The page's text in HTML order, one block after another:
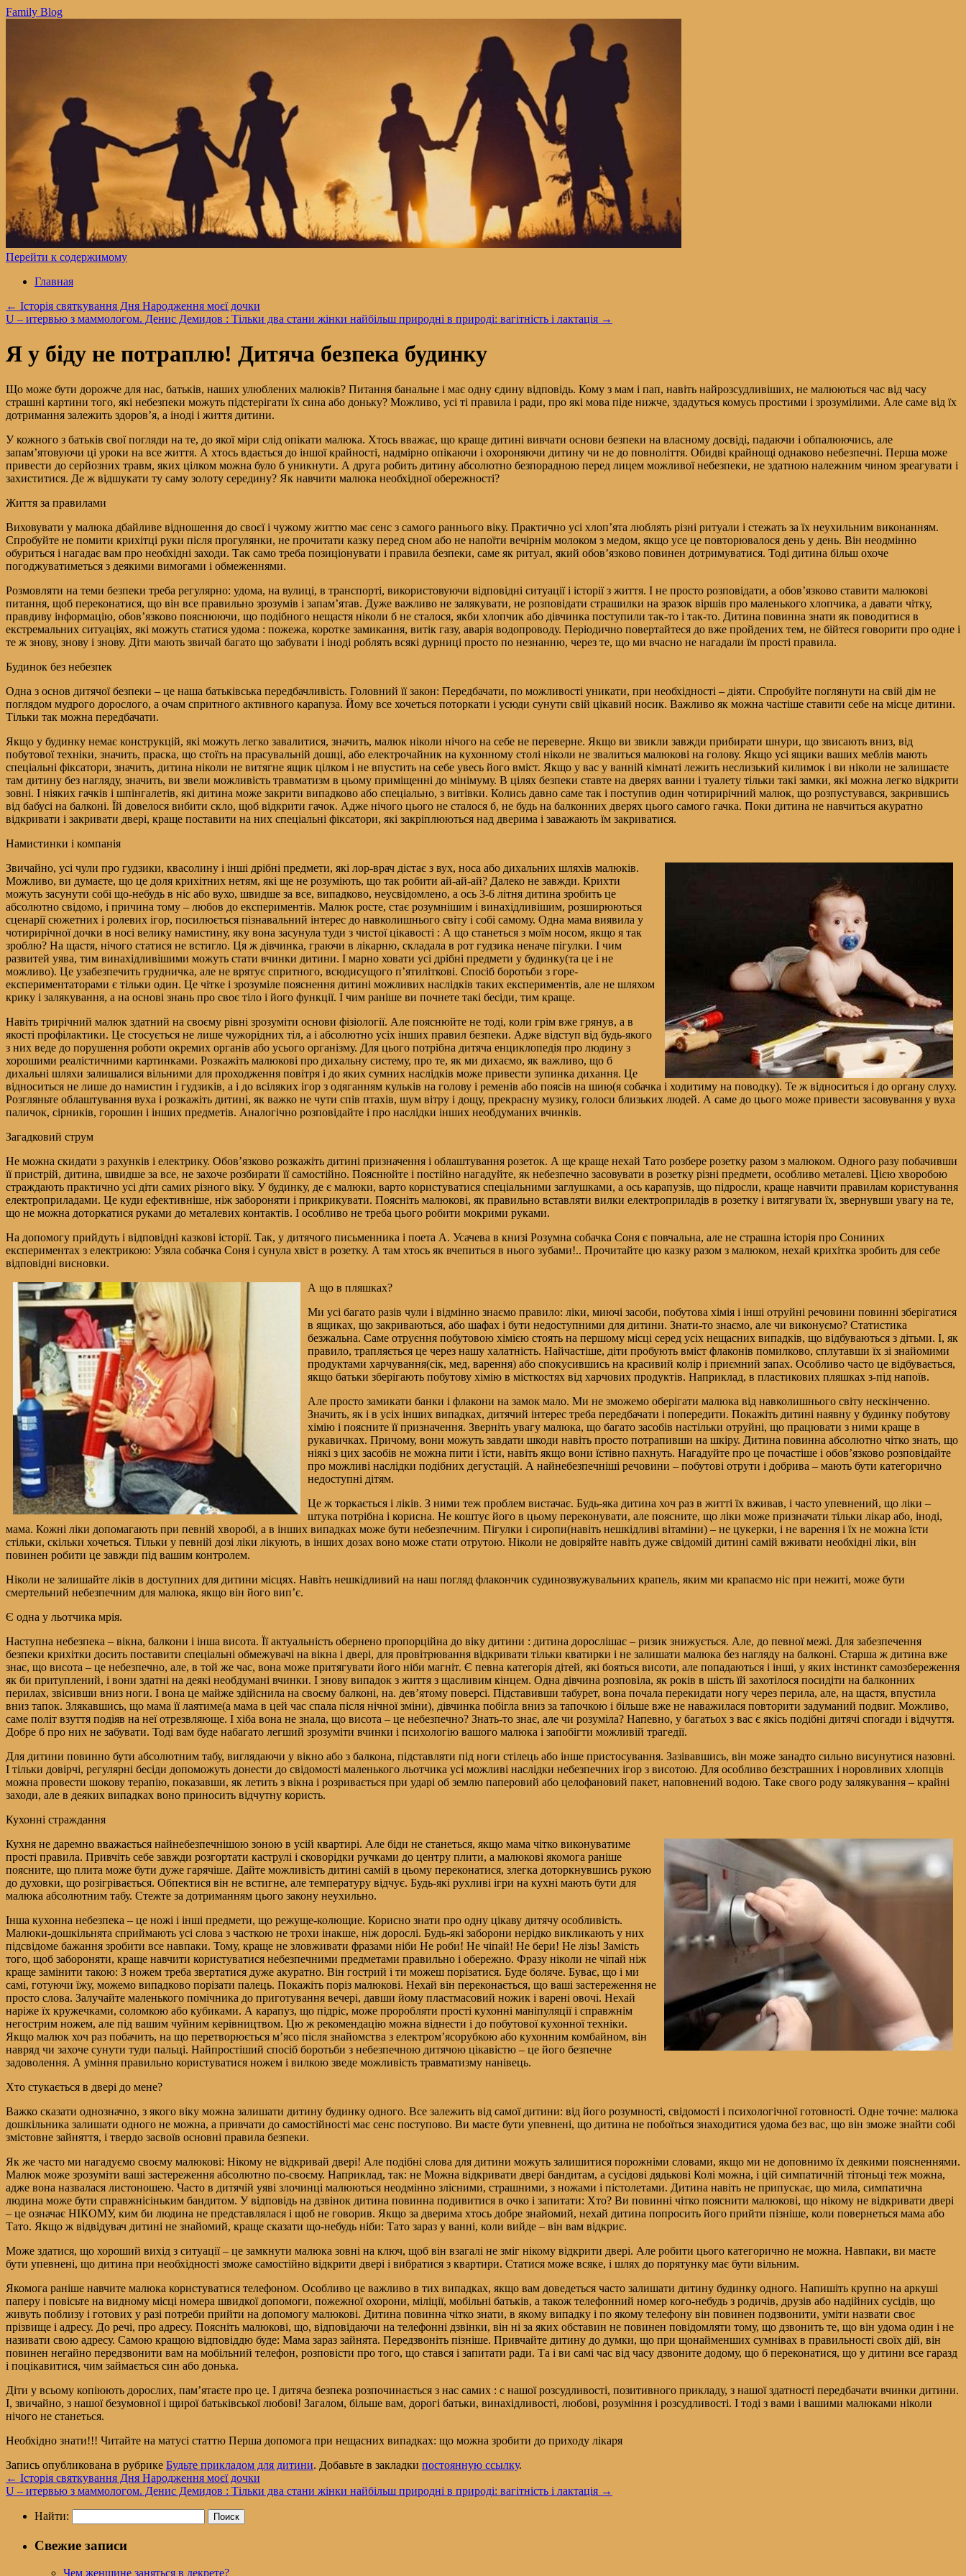
Family Blog
Перейти к содержимому
Главная
← Історія святкування Дня Народження моєї дочки
U – итервью з маммологом. Денис Демидов : Тільки два стани жінки найбільш природні в природі: вагітність і лактація →
Я у біду не потраплю! Дитяча безпека будинку
Що може бути дорожче для нас, батьків, наших улюблених малюків? Питання банальне і має одну єдину відповідь. Кому з мам і пап, навіть найрозсудливіших, не малюються час від часу
страшні картини того, які небезпеки можуть підстерігати їх сина або доньку? Можливо, усі ті правила і ради, про які мова піде нижче, здадуться комусь простими і зрозумілими. Але саме від їх
дотримання залежить здоров’я, а іноді і життя дитини.
У кожного з батьків свої погляди на те, до якої міри слід опікати малюка. Хтось вважає, що краще дитині вивчати основи безпеки на власному досвіді, падаючи і обпалюючись, але
запам’ятовуючи ці уроки на все життя. А хтось вдається до іншої крайності, надмірно опікаючи і охороняючи дитину чи не до повноліття. Обидві крайнощі однаково небезпечні. Перша може
привести до серйозних травм, яких цілком можна було б уникнути. А друга робить дитину абсолютно безпорадною перед лицем можливої небезпеки, не здатною належним чином зреагувати і
захиститися. Де ж відшукати ту саму золоту середину? Як навчити малюка необхідної обережності?
Життя за правилами
Виховувати у малюка дбайливе відношення до своєї і чужому життю має сенс з самого раннього віку. Практично усі хлоп’ята люблять різні ритуали і стежать за їх неухильним виконанням.
Спробуйте не помити крихітці руки після прогулянки, не прочитати казку перед сном або не напоїти вечірнім молоком з медом, якщо усе це повторювалося день у день. Він неодмінно
обуриться і нагадає вам про необхідні заходи. Так само треба позиціонувати і правила безпеки, саме як ритуал, який обов’язково повинен дотримуватися. Тоді дитина більш охоче
погоджуватиметься з деякими вимогами і обмеженнями.
Розмовляти на теми безпеки треба регулярно: удома, на вулиці, в транспорті, використовуючи відповідні ситуації і історії з життя. І не просто розповідати, а обов’язково ставити малюкові
питання, щоб переконатися, що він все правильно зрозумів і запам’ятав. Дуже важливо не залякувати, не розповідати страшилки на зразок віршів про маленького хлопчика, а давати чітку,
правдиву інформацію, обов’язково пояснюючи, що подібного нещастя ніколи б не сталося, якби хлопчик або дівчинка поступили так-то і так-то. Дитина повинна знати як поводитися в
екстремальних ситуаціях, які можуть статися удома : пожежа, коротке замикання, витік газу, аварія водопроводу. Періодично повертайтеся до вже пройдених тем, не бійтеся говорити про одне і
те ж знову, знову і знову. Діти мають звичай багато що забувати і іноді роблять всякі дурниці просто по незнанню, через те, що ми вчасно не нагадали їм прості правила.
Будинок без небезпек
Одна з основ дитячої безпеки – це наша батьківська передбачливість. Головний її закон: Передбачати, по можливості уникати, при необхідності – діяти. Спробуйте поглянути на свій дім не
поглядом мудрого дорослого, а очам спритного активного карапуза. Йому все хочеться поторкати і усюди сунути свій цікавий носик. Важливо як можна частіше ставити себе на місце дитини.
Тільки так можна передбачати.
Якщо у будинку немає конструкцій, які можуть легко завалитися, значить, малюк ніколи нічого на себе не переверне. Якщо ви звикли завжди прибирати шнури, що звисають вниз, від
побутової техніки, значить, праска, що стоїть на прасувальній дошці, або електрочайник на кухонному столі ніколи не звалиться малюкові на голову. Якщо усі ящики ваших меблів мають
спеціальні фіксатори, значить, дитина ніколи не витягне ящик цілком і не впустить на себе увесь його вміст. Якщо у вас у ванній кімнаті лежить неслизький килимок і ви ніколи не залишаєте
там дитину без нагляду, значить, ви звели можливість травматизм в цьому приміщенні до мінімуму. В цілях безпеки ставте на дверях ванни і туалету тільки такі замки, які можна легко відкрити
зовні. І ніяких гачків і шпінгалетів, які дитина може закрити випадково або спеціально, з витівки. Колись давно саме так і поступив один чотирирічний малюк, що розпустувався, закрившись
від бабусі на балконі. Їй довелося вибити скло, щоб відкрити гачок. Адже нічого цього не сталося б, не будь на балконних дверях цього самого гачка. Поки дитина не навчиться акуратно
відкривати і закривати двері, краще поставити на них спеціальні фіксатори, які закріплюються над дверима і заважають їм закриватися.
Намистинки і компанія
Звичайно, усі чули про гудзики, квасолину і інші дрібні предмети, які лор-врач дістає з вух, носа або дихальних шляхів малюків.
Можливо, ви думаєте, що це доля крихітних нетям, які ще не розуміють, що так робити ай-ай-ай? Далеко не завжди. Крихти
можуть засунути собі що-небудь в ніс або вухо, швидше за все, випадково, неусвідомлено, а ось 3-6 літня дитина зробить це
абсолютно свідомо, і причина тому – любов до експериментів. Малюк росте, стає розумнішим і винахідливішим, розширюються
сценарії сюжетних і ролевих ігор, посилюється пізнавальний інтерес до навколишнього світу і собі самому. Одна мама виявила у
чотирирічної дочки в носі велику намистину, яку вона засунула туди з чистої цікавості : А що станеться з моїм носом, якщо я так
зроблю? На щастя, нічого статися не встигло. Ця ж дівчинка, граючи в лікарню, складала в рот гудзика неначе пігулки. І чим
развитей уява, тим винахідливішими можуть стати вчинки дитини. І марно ховати усі дрібні предмети у будинку(та це і не
можливо). Це узабезпечить грудничка, але не врятує спритного, всюдисущого п’ятиліткові. Спосіб боротьби з горе-
експериментаторами є тільки один. Це чітке і зрозуміле пояснення дитині можливих наслідків таких експериментів, але не шляхом
крику і залякування, а на основі знань про своє тіло і його функції. І чим раніше ви почнете такі бесіди, тим краще.
Навіть трирічний малюк здатний на своєму рівні зрозуміти основи фізіології. Але пояснюйте не тоді, коли грім вже грянув, а в
якості профілактики. Це стосується не лише чужорідних тіл, а і абсолютно усіх інших правил безпеки. Адже відступ від будь-якого
з них веде до порушення роботи окремих органів або усього організму. Для цього потрібна дитяча енциклопедія про людину з
хорошими реалістичними картинками. Розкажіть малюкові про дихальну систему, про те, як ми дихаємо, як важливо, що б
дихальні шляхи залишалися вільними для проходження повітря і до яких сумних наслідків може привести зупинка дихання. Це
відноситься не лише до намистин і гудзиків, а і до всіляких ігор з одяганням кульків на голову і ременів або поясів на шию(я собачка і ходитиму на поводку). Те ж відноситься і до органу слуху.
Розгляньте облаштування вуха і розкажіть дитині, як важко не чути спів птахів, шум вітру і дощу, прекрасну музику, голоси близьких людей. А саме до цього може привести засовування у вуха
паличок, сірників, горошин і інших предметів. Аналогічно розповідайте і про наслідки інших необдуманих вчинків.
Загадковий струм
Не можна скидати з рахунків і електрику. Обов’язково розкажіть дитині призначення і облаштування розеток. А ще краще нехай Тато розбере розетку разом з малюком. Одного разу побачивши
її пристрій, дитина, швидше за все, не захоче розбирати її самостійно. Пояснюйте і постійно нагадуйте, як небезпечно засовувати в розетку різні предмети, особливо металеві. Цією хворобою
страждають практично усі діти самих різного віку. У будинку, де є малюки, варто користуватися спеціальними заглушками, а ось карапузів, що підросли, краще навчити правилам користування
електроприладами. Це куди ефективніше, ніж забороняти і прикрикувати. Поясніть малюкові, як правильно вставляти вилки електроприладів в розетку і витягувати їх, звернувши увагу на те,
що не можна доторкатися руками до металевих контактів. І особливо не треба цього робити мокрими руками.
На допомогу прийдуть і відповідні казкові історії. Так, у дитячого письменника і поета А. Усачева в книзі Розумна собачка Соня є повчальна, але не страшна історія про Сониних
експериментах з електрикою: Узяла собачка Соня і сунула хвіст в розетку. А там хтось як вчепиться в нього зубами!.. Прочитайте цю казку разом з малюком, нехай крихітка зробить для себе
відповідні висновки.
А що в пляшках?
Ми усі багато разів чули і відмінно знаємо правило: ліки, миючі засоби, побутова хімія і інші отруйні речовини повинні зберігатися
в ящиках, що закриваються, або шафах і бути недоступними для дитини. Знати-то знаємо, але чи виконуємо? Статистика
безжальна. Саме отруєння побутовою хімією стоять на першому місці серед усіх нещасних випадків, що відбуваються з дітьми. І, як
правило, трапляється це через нашу халатність. Найчастіше, діти пробують вміст флаконів помилково, сплутавши їх зі знайомими
продуктами харчування(сік, мед, варення) або спокусившись на красивий колір і приємний запах. Особливо часто це відбувається,
якщо батьки зберігають побутову хімію в місткостях від харчових продуктів. Наприклад, в пластикових пляшках з-під напоїв.
Але просто замикати банки і флакони на замок мало. Ми не зможемо оберігати малюка від навколишнього світу нескінченно.
Значить, як і в усіх інших випадках, дитячий інтерес треба передбачати і попередити. Покажіть дитині наявну у будинку побутову
хімію і поясните її призначення. Зверніть увагу малюка, що багато засобів настільки отруйні, що працювати з ними краще в
рукавичках. Причому, вони можуть завдати шкоди навіть просто потрапивши на шкіру. Дитина повинна абсолютно чітко знать, що
ніякі з цих засобів не можна пити і їсти, навіть якщо вони їстівно пахнуть. Нагадуйте про це почастіше і обов’язково розповідайте
про можливі наслідки подібних дегустацій. А найнебезпечніші речовини – побутові отрути і добрива – мають бути категорично
недоступні дітям.
Це ж торкається і ліків. З ними теж проблем вистачає. Будь-яка дитина хоч раз в житті їх вживав, і часто упевнений, що ліки –
штука потрібна і корисна. Не коштує його в цьому переконувати, але поясните, що ліки може призначати тільки лікар або, іноді,
мама. Кожні ліки допомагають при певній хворобі, а в інших випадках може бути небезпечним. Пігулки і сиропи(навіть нешкідливі вітаміни) – не цукерки, і не варення і їх не можна їсти
стільки, скільки хочеться. Тільки у певній дозі ліки лікують, в інших дозах воно може стати отрутою. Ніколи не довіряйте навіть дуже свідомій дитині самій вживати необхідні ліки, він
повинен робити це завжди під вашим контролем.
Ніколи не залишайте ліків в доступних для дитини місцях. Навіть нешкідливий на наш погляд флакончик судинозвужувальних крапель, яким ми крапаємо ніс при нежиті, може бути
смертельний небезпечним для малюка, якщо він його вип’є.
Є одна у льотчика мрія.
Наступна небезпека – вікна, балкони і інша висота. Її актуальність обернено пропорційна до віку дитини : дитина дорослішає – ризик знижується. Але, до певної межі. Для забезпечення
безпеки крихітки досить поставити спеціальні обмежувачі на вікна і двері, для провітрювання відкривати тільки кватирки і не залишати малюка без нагляду на балконі. Старша ж дитина вже
знає, що висота – це небезпечно, але, в той же час, вона може притягувати його ніби магніт. Є певна категорія дітей, які бояться висоти, але попадаються і інші, у яких інстинкт самозбереження
як би притуплений, і вони здатні на деякі необдумані вчинки. І знову випадок з життя з щасливим кінцем. Одна дівчина розповіла, як років в шість їй захотілося посидіти на балконних
перилах, звісивши вниз ноги. І вона це майже здійснила на своєму балконі, на. дев’ятому поверсі. Підставивши табурет, вона почала перекидати ногу через перила, але, на щастя, впустила
вниз тапок. Злякавшись, що мама її лаятиме(а мама в цей час спала після нічної зміни), дівчинка побігла вниз за тапочкою і більше вже не наважилася повторити задуманий подвиг. Можливо,
саме політ взуття подіяв на неї отрезвляюще. І хіба вона не знала, що висота – це небезпечно? Знать-то знає, але чи розуміла? Напевно, у багатьох з вас є якісь подібні дитячі спогади і відчуття.
Добре б про них не забувати. Тоді вам буде набагато легший зрозуміти вчинки і психологію вашого малюка і запобігти можливій трагедії.
Для дитини повинно бути абсолютним табу, виглядаючи у вікно або з балкона, підставляти під ноги стілець або інше пристосування. Зазівавшись, він може занадто сильно висунутися назовні.
І тільки довірчі, регулярні бесіди допоможуть донести до свідомості маленького льотчика усі можливі наслідки небезпечних ігор з висотою. Для особливо безстрашних і норовливих хлопців
можна провести шокову терапію, показавши, як летить з вікна і розривається при ударі об землю паперовий або целофановий пакет, наповнений водою. Таке свого роду залякування – крайні
заходи, але в деяких випадках воно приносить відчутну користь.
Кухонні страждання
Кухня не даремно вважається найнебезпечнішою зоною в усій квартирі. Але біди не станеться, якщо мама чітко виконуватиме
прості правила. Привчіть себе завжди розгортати каструлі і сковорідки ручками до центру плити, а малюкові якомога раніше
поясните, що плита може бути дуже гарячіше. Дайте можливість дитині самій в цьому переконатися, злегка доторкнувшись рукою
до духовки, що розігрівається. Обпектися він не встигне, але температуру відчує. Будь-які рухливі ігри на кухні мають бути для
малюка абсолютним табу. Стежте за дотриманням цього закону неухильно.
Інша кухонна небезпека – це ножі і інші предмети, що режуще-колющие. Корисно знати про одну цікаву дитячу особливість.
Малюки-дошкільнята сприймають усі слова з часткою не трохи інакше, ніж дорослі. Будь-які заборони нерідко викликають у них
підсвідоме бажання зробити все навпаки. Тому, краще не зловживати фразами ніби Не роби! Не чіпай! Не бери! Не лізь! Замість
того, щоб забороняти, краще навчити користуватися небезпечними предметами правильно і обережно. Фразу ніколи не чіпай ніж
краще замінити такою: З ножем треба звертатися дуже акуратно. Він гострий і ти можеш порізатися. Буде боляче. Буває, що і ми
самі, готуючи їжу, можемо випадково порізати палець. Покажіть поріз малюкові. Нехай він переконається, що ваші застереження не
просто слова. Залучайте маленького помічника до приготування вечері, давши йому пластмасовий ножик і варені овочі. Нехай
наріже їх кружечками, соломкою або кубиками. А карапуз, що підріс, може проробляти прості кухонні маніпуляції і справжнім
негострим ножем, але під вашим чуйним керівництвом. Цю ж рекомендацію можна віднести і до побутової кухонної техніки.
Якщо малюк хоч раз побачить, на що перетворюється м’ясо після знайомства з електром’ясорубкою або кухонним комбайном, він
навряд чи захоче сунути туди пальці. Найпростіший спосіб боротьби з небезпечною дитячою цікавістю – це його безпечне
задоволення. А уміння правильно користуватися ножем і вилкою зведе можливість травматизму нанівець.
Хто стукається в двері до мене?
Важко сказати однозначно, з якого віку можна залишати дитину будинку одного. Все залежить від самої дитини: від його розумності, свідомості і психологічної готовності. Одне точне: малюка
дошкільника залишати одного не можна, а привчати до самостійності має сенс поступово. Ви маєте бути упевнені, що дитина не побоїться знаходитися удома без вас, що він зможе знайти собі
змістовне зайняття, і твердо засвоїв основні правила безпеки.
Як же часто ми нагадуємо своєму малюкові: Нікому не відкривай двері! Але подібні слова для дитини можуть залишитися порожніми словами, якщо ми не доповнимо їх деякими поясненнями.
Малюк може зрозуміти ваші застереження абсолютно по-своєму. Наприклад, так: не Можна відкривати двері бандитам, а сусідові дядькові Колі можна, і цій симпатичній тітоньці теж можна,
адже вона назвалася листоношею. Часто в дитячій уяві злочинці малюються неодмінно злісними, страшними, з ножами і пістолетами. Дитина навіть не припускає, що мила, симпатична
людина може бути справжнісіньким бандитом. У відповідь на дзвінок дитина повинна подивитися в очко і запитати: Хто? Ви повинні чітко пояснити малюкові, що нікому не відкривати двері
– це означає НІКОМУ, ким би людина не представлялася і щоб не говорив. Якщо за дверима хтось добре знайомий, нехай дитина попросить його прийти пізніше, коли повернеться мама або
Тато. Якщо ж відвідувач дитині не знайомий, краще сказати що-небудь ніби: Тато зараз у ванні, коли вийде – він вам відкриє.
Може здатися, що хороший вихід з ситуації – це замкнути малюка зовні на ключ, щоб він взагалі не зміг нікому відкрити двері. Але робити цього категорично не можна. Навпаки, ви маєте
бути упевнені, що дитина при необхідності зможе самостійно відкрити двері і вибратися з квартири. Статися може всяке, і шлях до порятунку має бути вільним.
Якомога раніше навчите малюка користуватися телефоном. Особливо це важливо в тих випадках, якщо вам доведеться часто залишати дитину будинку одного. Напишіть крупно на аркуші
паперу і повісьте на видному місці номера швидкої допомоги, пожежної охорони, міліції, мобільні батьків, а також телефонний номер кого-небудь з родичів, друзів або надійних сусідів, що
живуть поблизу і готових у разі потреби прийти на допомогу малюкові. Дитина повинна чітко знати, в якому випадку і по якому телефону він повинен подзвонити, уміти назвати своє
прізвище і адресу. До речі, про адресу. Поясніть малюкові, що, відповідаючи на телефонні дзвінки, він ні за яких обставин не повинен повідомляти тому, що дзвонить те, що він удома один і не
називати свою адресу. Самою кращою відповіддю буде: Мама зараз зайнята. Передзвоніть пізніше. Привчайте дитину до думки, що при щонайменших сумнівах в правильності своїх дій, він
повинен негайно передзвонити вам на мобільний телефон, розповісти про того, що стався і запитати ради. Та і ви самі час від часу дзвоните додому, що б переконатися, що у дитини все гаразд
і поцікавитися, чим займається син або донька.
Діти у всьому копіюють дорослих, пам’ятаєте про це. І дитяча безпека розпочинається з нас самих : c нашої розсудливості, позитивного прикладу, з нашої здатності передбачати вчинки дитини.
І, звичайно, з нашої безумовної і щирої батьківської любові! Загалом, більше вам, дорогі батьки, винахідливості, любові, розуміння і розсудливості. І тоді з вами і вашими малюками ніколи
нічого не станеться.
Необхідно знати!!! Читайте на матусі статтю Перша допомога при нещасних випадках: що можна зробити до приходу лікаря
Запись опубликована в рубрике Будьте прикладом для дитини. Добавьте в закладки постоянную ссылку.
← Історія святкування Дня Народження моєї дочки
U – итервью з маммологом. Денис Демидов : Тільки два стани жінки найбільш природні в природі: вагітність і лактація →
Найти:
Свежие записи
Чем женщине заняться в декрете?